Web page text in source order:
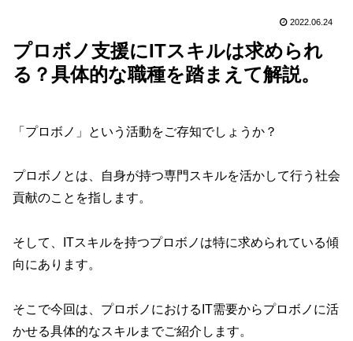
2022.06.24
プロボノ支援にITスキルは求められ
る？具体的な職種を踏まえて解説。
「プロボノ」という活動をご存知でしょうか？
プロボノとは、自身が持つ専門スキルを活かして行う社会
貢献のことを指します。
そして、ITスキルを持つプロボノは特に求められている傾
向にあります。
そこで今回は、プロボノにおけるIT需要からプロボノに活
かせる具体的なスキルまでご紹介します。